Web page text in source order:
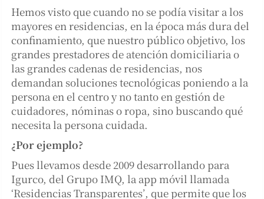
Hemos visto que cuando no se podía visitar a los
mayores en residencias, en la época más dura del
confinamiento, que nuestro público objetivo, los
grandes prestadores de atención domiciliaria o
las grandes cadenas de residencias, nos
demandan soluciones tecnológicas poniendo a la
persona en el centro y no tanto en gestión de
cuidadores, nóminas o ropa, sino buscando qué
necesita la persona cuidada.
¿Por ejemplo?
Pues llevamos desde 2009 desarrollando para
Igurco, del Grupo IMQ, la app móvil llamada
‘Residencias Transparentes’, que permite que los